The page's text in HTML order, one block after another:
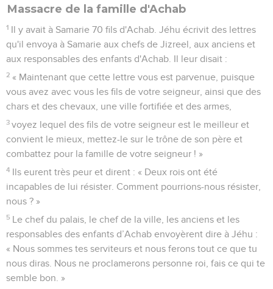
Massacre de la famille d'Achab
1 Il y avait à Samarie 70 fils d'Achab. Jéhu écrivit des lettres
qu'il envoya à Samarie aux chefs de Jizreel, aux anciens et
aux responsables des enfants d'Achab. Il leur disait :
2 « Maintenant que cette lettre vous est parvenue, puisque
vous avez avec vous les fils de votre seigneur, ainsi que des
chars et des chevaux, une ville fortifiée et des armes,
3 voyez lequel des fils de votre seigneur est le meilleur et
convient le mieux, mettez-le sur le trône de son père et
combattez pour la famille de votre seigneur ! »
4 Ils eurent très peur et dirent : « Deux rois ont été
incapables de lui résister. Comment pourrions-nous résister,
nous ? »
5 Le chef du palais, le chef de la ville, les anciens et les
responsables des enfants d’Achab envoyèrent dire à Jéhu :
« Nous sommes tes serviteurs et nous ferons tout ce que tu
nous diras. Nous ne proclamerons personne roi, fais ce qui te
semble bon. »